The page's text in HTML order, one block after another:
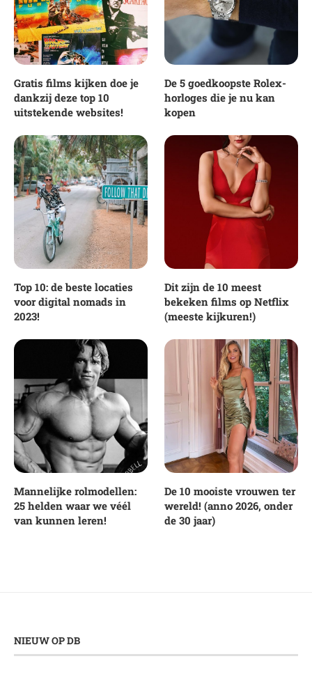
Gratis films kijken doe je
dankzij deze top 10
uitstekende websites!
De 5 goedkoopste Rolex-
horloges die je nu kan
kopen
Top 10: de beste locaties
voor digital nomads in
2023!
Dit zijn de 10 meest
bekeken films op Netflix
(meeste kijkuren!)
Mannelijke rolmodellen:
25 helden waar we véél
van kunnen leren!
De 10 mooiste vrouwen ter
wereld! (anno 2026, onder
de 30 jaar)
NIEUW OP DB